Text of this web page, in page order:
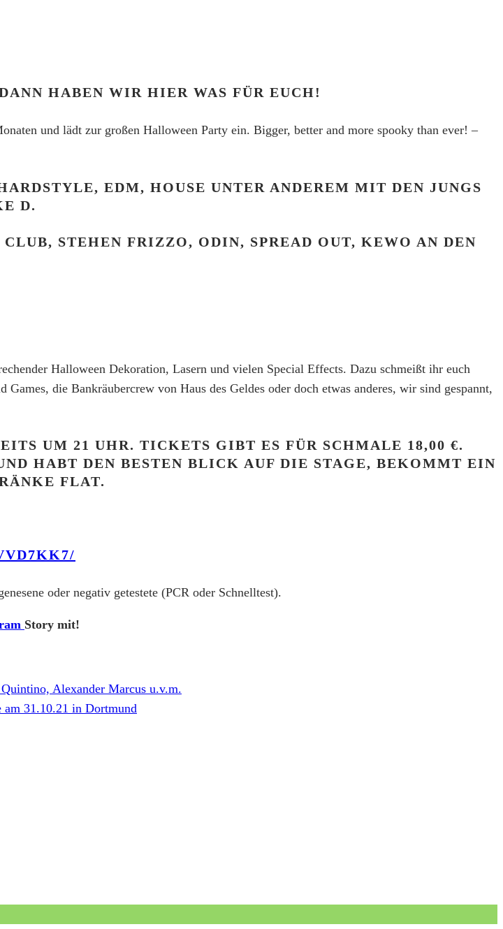
HABEN WIR HIER WAS FÜR EUCH!
und lädt zur großen Halloween Party ein. Bigger, better and more spooky than ever! –
EDM, HOUSE UNTER ANDEREM MIT DEN JUNGS
D.
STEHEN FRIZZO, ODIN, SPREAD OUT, KEWO AN DEN
Halloween Dekoration, Lasern und vielen Special Effects. Dazu schmeißt ihr euch
Games, die Bankräubercrew von Haus des Geldes oder doch etwas anderes, wir sind gespannt,
UM 21 UHR. TICKETS GIBT ES FÜR SCHMALE 18,00 €.
HABT DEN BESTEN BLICK AUF DIE STAGE, BEKOMMT EIN
FLAT.
oder negativ getestete (PCR oder Schnelltest).
Story mit!
Alexander Marcus u.v.m.
31.10.21 in Dortmund